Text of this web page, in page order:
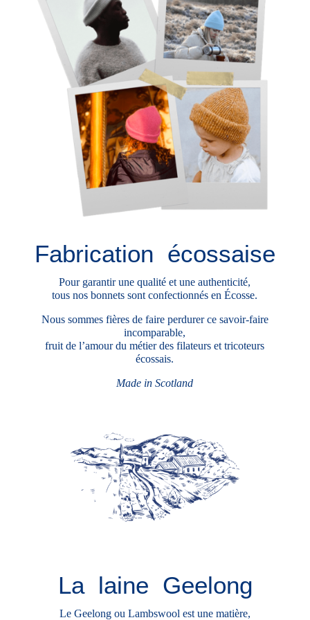
Fabrication écossaise
Pour garantir une qualité et une authenticité,
tous nos bonnets sont confectionnés en Écosse.
Nous sommes fières de faire perdurer ce savoir-faire
incomparable,
fruit de l’amour du métier des filateurs et tricoteurs
écossais.
Made in Scotland
La laine Geelong
Le Geelong ou Lambswool est une matière,